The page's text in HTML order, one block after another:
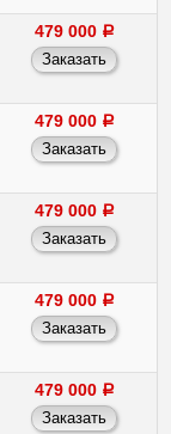
479 000 a
479 000 a
479 000 a
479 000 a
479 000 a